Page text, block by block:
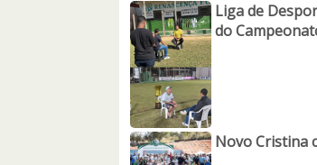
Liga de
do
Novo Cristina